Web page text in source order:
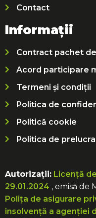
Contact
Informații
Contract pachet
Acord participare
Termeni și condiții
Politica de
Politică cookie
Politica de
Autorizații: Licență
29.01.2024 , emisă de
Polița de asigurare
insolvență a agenției